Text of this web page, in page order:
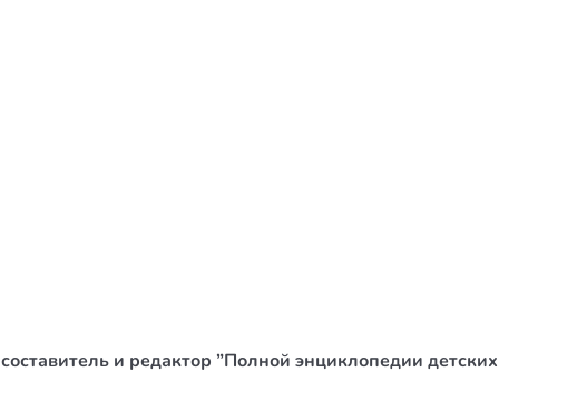
и редактор ”Полной энциклопедии детских